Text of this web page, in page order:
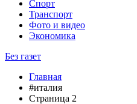
Спорт
Транспорт
Фото и видео
Экономика
Без газет
Главная
#италия
Страница 2